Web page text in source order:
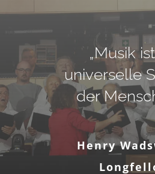
„Musik
universelle
der
Henry